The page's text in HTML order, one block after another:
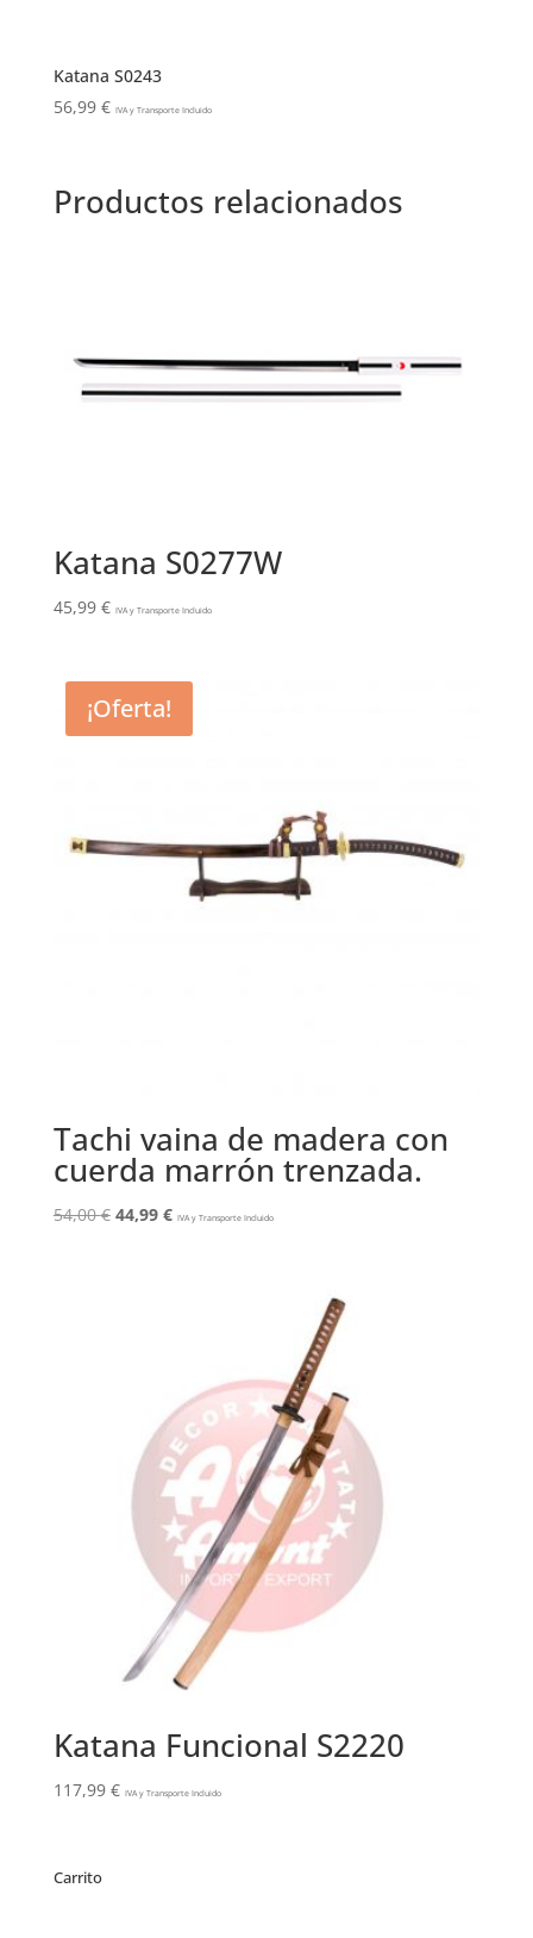
Katana S0243
56,99 € IVA y Transporte Incluido
Productos relacionados
Katana S0277W
45,99 € IVA y Transporte Incluido
¡Oferta!
Tachi vaina de madera con
cuerda marrón trenzada.
54,00€ El
44,99 €ElIVA y Transporte Incluido
Katana Funcional S2220
117,99 € IVA y Transporte Incluido
Carrito